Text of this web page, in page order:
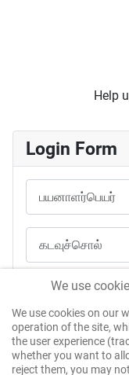
Help
Login Form
பயனாளர்பெயர்
கடவுச்சொல்
என்னை
We use
We use cookies on our
operation of the site,
the user experience
whether you want to
reject them, you may